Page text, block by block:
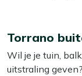
Torrano
Wil je je tuin,
uitstraling